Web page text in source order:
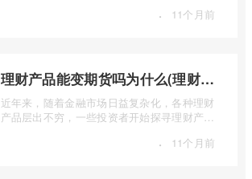
· 11个月前
理财产品能变期货吗为什么(理财产品能变期货吗为什么不能买)
近年来，随着金融市场日益复杂化，各种理财
产品层出不穷，一些投资者开始探寻理财产品
· 11个月前